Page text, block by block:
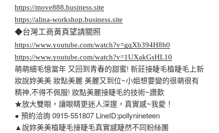
https://move888.business.site
https://alina-workshop.business.site
◆台灣工商黃頁望請關照
https://www.youtube.com/watch?v=gqXb394H8h0
https://www.youtube.com/watch?v=1UXakGsHL10
萌萌細毛憶當年 又回到青春的甜蜜! 新莊接睫毛植睫毛上新
妝說妳美美 妝點美麗 美麗又到位~小姐想要變的很萌很有
精神,不得不佩服! 妝點美麗接睫毛的技術~讚歎
★放大雙眼，讓眼睛更迷人深邃，真實感~我愛！
● 預約洽詢 0915-551807 LineID:pollynineteen
▲說妳美美植睫毛接睫毛真實感睫然不同粉絲團